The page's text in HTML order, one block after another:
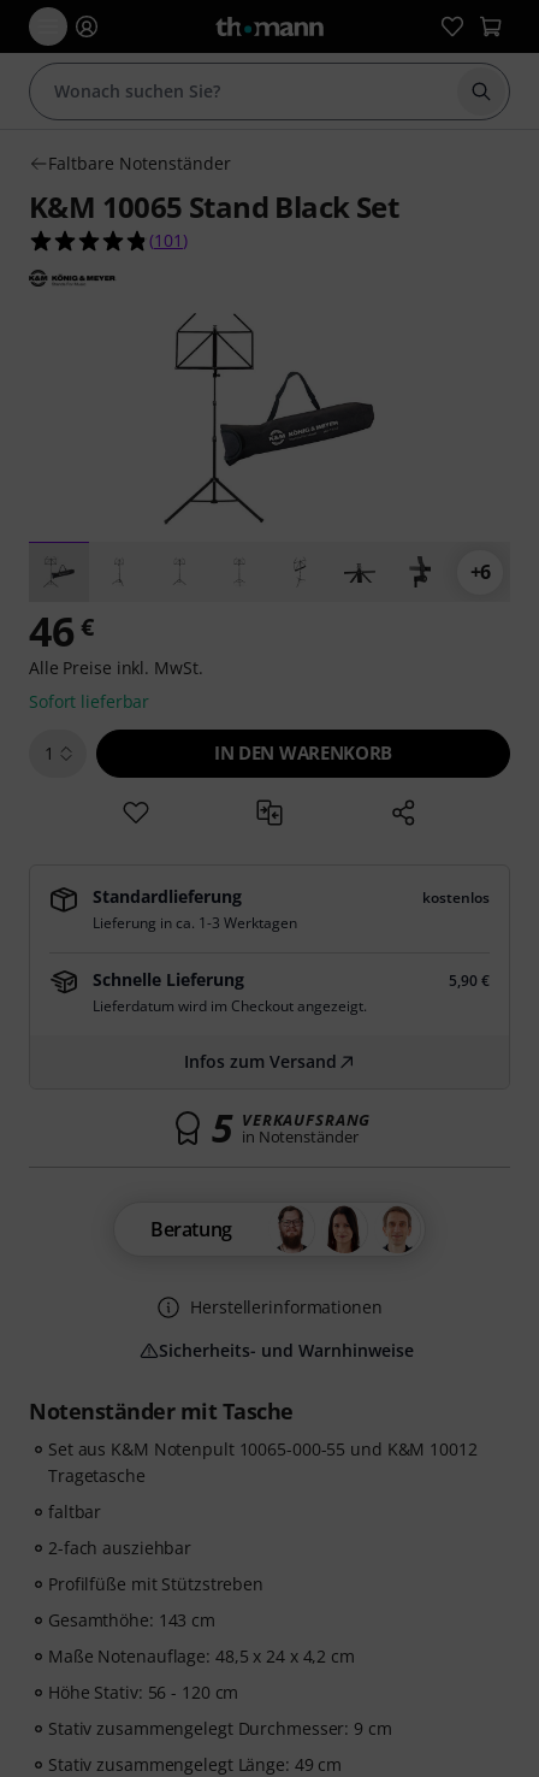
Suche
Faltbare Notenständer
K&M 10065 Stand Black Set
4.8 von 5 Sternen aus 101 Kundenbewertungen
(101 )
+6
Notenständer mit Tasche
Set aus K&M Notenpult 10065-000-55 und K&M 10012
Tragetasche
faltbar
2-fach ausziehbar
Profilfüße mit Stützstreben
Gesamthöhe: 143 cm
Maße Notenauflage: 48,5 x 24 x 4,2 cm
Höhe Stativ: 56 - 120 cm
Stativ zusammengelegt Durchmesser: 9 cm
Stativ zusammengelegt Länge: 49 cm
46 €
Alle Preise inkl. MwSt.
Sofort lieferbar
1 IN DEN WARENKORB
Standardlieferung
kostenlos
Lieferung in ca. 1-3 Werktagen
Schnelle Lieferung
5,90 €
Lieferdatum wird im Checkout angezeigt.
Infos zum Versand
5 VERKAUFSRANG
in Notenständer
Beratung
Herstellerinformationen
Sicherheits- und Warnhinweise